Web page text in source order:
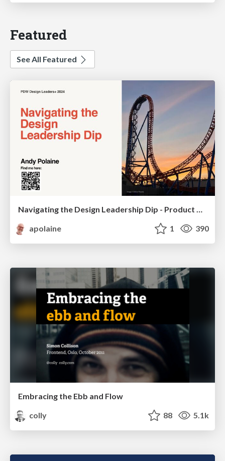
Featured
See All Featured
Navigating the Design Leadership Dip - Product Design Week Design Leaders+ Conference 2024
apolaine
1 390
Embracing the Ebb and Flow
colly
88 5.1k